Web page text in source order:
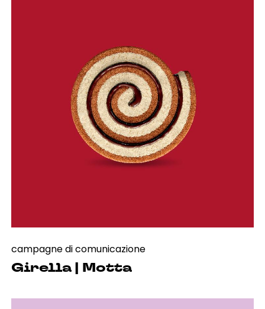
campagne di comunicazione
Girella | Motta